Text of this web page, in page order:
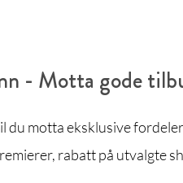
- Motta gode
du motta eksklusive
rabatt på utvalgte